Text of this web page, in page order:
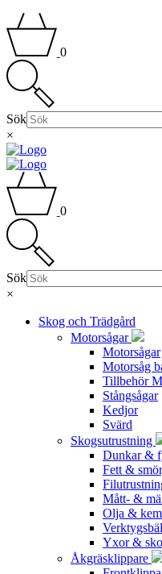
0
Sök
×
0
Sök
×
Skog och Trädgård
Motorsågar
Motorsågar
Motorsåg
Tillbehör
Stångsågar
Kedjor
Svärd
Skogsutrustning
Dunkar &
Fett &
Mått- &
Olja & kem
Yxor &
Åkgräsklippare